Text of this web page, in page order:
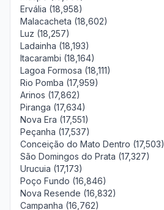
Ervália (18,958)
Malacacheta (18,602)
Luz (18,257)
Ladainha (18,193)
Itacarambi (18,164)
Lagoa Formosa (18,111)
Rio Pomba (17,959)
Arinos (17,862)
Piranga (17,634)
Nova Era (17,551)
Peçanha (17,537)
Conceição do Mato Dentro (17,503)
São Domingos do Prata (17,327)
Urucuia (17,173)
Poço Fundo (16,846)
Nova Resende (16,832)
Campanha (16,762)